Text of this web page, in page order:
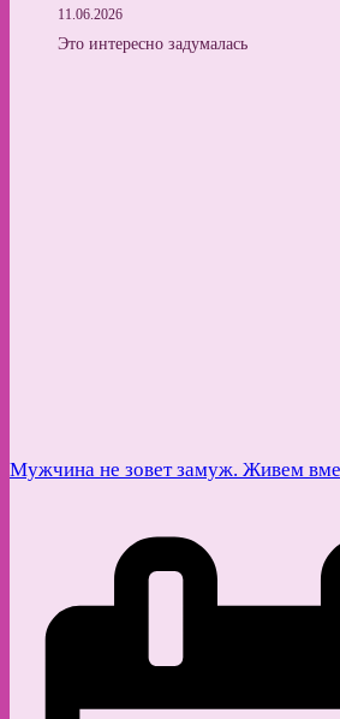
11.06.2026
Это интересно задумалась
Мужчина не зовет замуж. Живем